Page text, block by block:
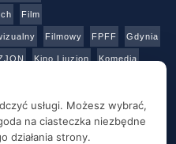
Film
Filmowy FPFF Gdynia
Kino Liuzjon Komedia
Sony Sztuka Teatr
Warsztaty Wideo
usługi. Możesz wybrać,
na ciasteczka niezbędne
działania strony.